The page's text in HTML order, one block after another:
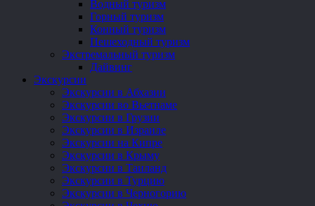
Водный туризм
Горный туризм
Конный туризм
Пешеходный туризм
Экстремальный туризм
Дайвинг
Экскурсии
Экскурсии в Абхазии
Экскурсии во Вьетнаме
Экскурсии в Грузии
Экскурсии в Израиле
Экскурсии на Кипре
Экскурсии в Крыму
Экскурсии в Таиланд
Экскурсии в Турцию
Экскурсии в Черногорию